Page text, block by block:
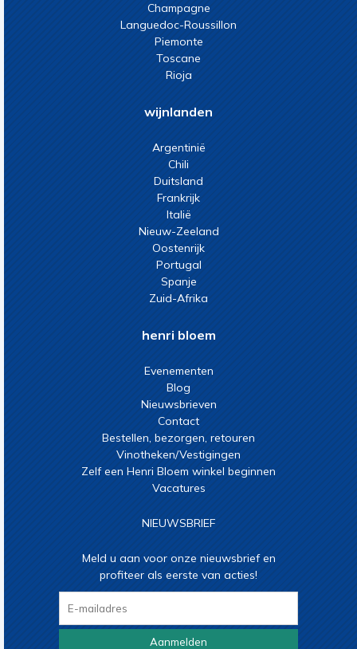
Champagne
Languedoc-Roussillon
Piemonte
Toscane
Rioja
wijnlanden
Argentinië
Chili
Duitsland
Frankrijk
Italië
Nieuw-Zeeland
Oostenrijk
Portugal
Spanje
Zuid-Afrika
henri bloem
Evenementen
Blog
Nieuwsbrieven
Contact
Bestellen, bezorgen, retouren
Vinotheken/Vestigingen
Zelf een Henri Bloem winkel beginnen
Vacatures
NIEUWSBRIEF
Meld u aan voor onze nieuwsbrief en
profiteer als eerste van acties!
Aanmelden